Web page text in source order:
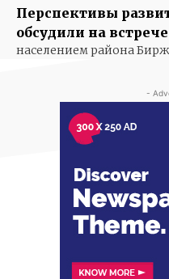
Перспективы
обсудили на
населением района
-